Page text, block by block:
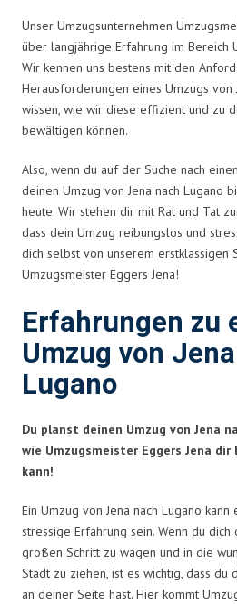
Unser Umzugsunternehmen
über langjährige Erfahrung im Bereich
Wir kennen uns bestens mit den
Herausforderungen eines Umzugs von
wissen, wie wir diese effizient und zu
bewältigen können.
Also, wenn du auf der Suche nach
deinen Umzug von Jena nach Lugano
heute. Wir stehen dir mit Rat und Tat
dass dein Umzug reibungslos und
dich selbst von unserem erstklassigen
Umzugsmeister Eggers Jena!
Erfahrungen zu
Umzug von
Lugano
Du planst deinen Umzug von Jena
wie Umzugsmeister Eggers Jena
kann!
Ein Umzug von Jena nach Lugano
stressige Erfahrung sein. Wenn du dich
großen Schritt zu wagen und in die
Stadt zu ziehen, ist es wichtig, dass du
an deiner Seite hast. Hier kommt